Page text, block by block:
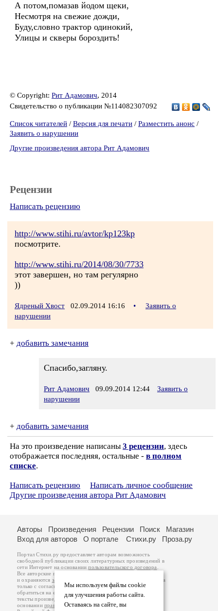
А потом,помазав йодом щеки,
Несмотря на свежие дожди,
Буду,словно трактор одинокий,
Улицы и скверы бороздить!
© Copyright: Рит Адамович, 2014
Свидетельство о публикации №114082307092
Список читателей / Версия для печати / Разместить анонс /
Заявить о нарушении
Другие произведения автора Рит Адамович
Рецензии
Написать рецензию
http://www.stihi.ru/avtor/kp123kp
посмотрите.
http://www.stihi.ru/2014/08/30/7733
этот завершен, но там регулярно
))
Ядреный Хвост 02.09.2014 16:16 •
Заявить о
нарушении
+ добавить замечания
Спасибо,загляну.
Рит Адамович 09.09.2014 12:44
Заявить о
нарушении
+ добавить замечания
На это произведение написаны 3 рецензии, здесь
отображается последняя, остальные - в полном
списке.
Написать рецензию
Написать личное сообщение
Другие произведения автора Рит Адамович
Мы используем файлы cookie
для улучшения работы сайта.
Оставаясь на сайте, вы
Авторы Произведения Рецензии Поиск
Магазин
Вход для авторов
О портале Стихи.ру Проза.ру
Портал Стихи.ру предоставляет авторам возможность
свободной публикации своих литературных произведений в
сети Интернет на основаниипользовательского договора
Все авторские права на произведения принадлежат авторам
и охраняются законом
. Перепечатка произведений возможна
только с согласия его автора, к которому вы можете
обратиться на его авторской странице. Ответственность за
тексты произведений авторы несут самостоятельно на
основанииправил публикацииизаконодательства